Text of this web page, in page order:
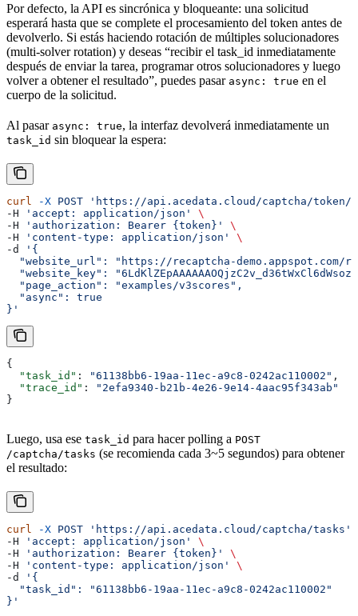
Por defecto, la API es sincrónica y bloqueante: una solicitud
esperará hasta que se complete el procesamiento del token antes de
devolverlo. Si estás haciendo rotación de múltiples solucionadores
(multi-solver rotation) y deseas “recibir el task_id inmediatamente
después de enviar la tarea, programar otros solucionadores y luego
volver a obtener el resultado”, puedes pasar async: true en el
cuerpo de la solicitud.
Al pasar async: true, la interfaz devolverá inmediatamente un
task_id sin bloquear la espera:
curl -X POST 'https://api.acedata.cloud/captcha/token/
-H
'accept: application/json'
\
-H
'authorization: Bearer {token}'
\
-H
'content-type: application/json'
\
-d
'{
"website_url": "https://recaptcha-demo.appspot.com/
"website_key":
  "page_action": "examples/v3scores",
  "async": true
}'
{
  "task_id"
: "61138bb6-19aa-11ec-a9c8-0242ac110002" ,
  "trace_id"
:
"2efa9340-b21b-4e26-9e14-4aac95f343ab"
}
Luego, usa ese task_id para hacer polling a POST
/captcha/tasks (se recomienda cada 3~5 segundos) para obtener
el resultado:
curl -X POST 'https://api.acedata.cloud/captcha/tasks'
-H
'accept: application/json'
\
-H
'authorization: Bearer {token}'
\
-H
'content-type: application/json'
\
-d
'{
  "task_id": "61138bb6-19aa-11ec-a9c8-0242ac110002"
}'